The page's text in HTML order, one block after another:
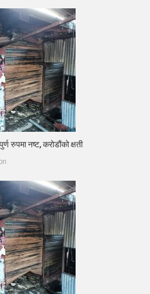
रुपमा नष्ट, करोडौंको क्षती